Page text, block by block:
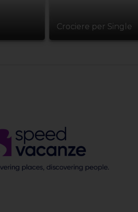
Crociere per Single